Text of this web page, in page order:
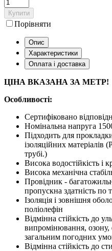
Купити
Порівняти
Опис
Характеристики
Оплата і доставка
ЦІНА ВКАЗАНА ЗА МЕТР!
Особливості:
Сертифіковано
Номінальна напруга
Підходить для
ізоляційних матеріалів
трубі.)
Висока водостійкість і
Висока механічна
Провідник -
пропускна здатність по
Ізоляція і зовнішня
поліолефін
Відмінна стійкість до
випромінювання, озону,
загальним погодних
Відмінна стійкість до